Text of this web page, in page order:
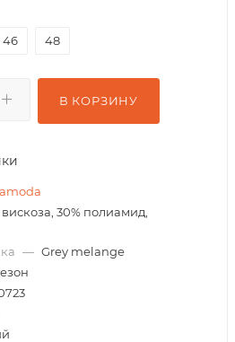
46 48
В КОРЗИНУ
вискоза, 30% полиамид,
— Grey melange